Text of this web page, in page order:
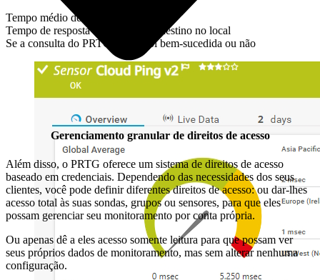
Tempo médio de resposta global
Tempo de resposta do servidor de destino no local
Se a consulta do PRTG Cloud foi bem-sucedida ou não
Gerenciamento granular de direitos de acesso
Além disso, o PRTG oferece um sistema de direitos de acesso
baseado em credenciais. Dependendo das necessidades dos seus
clientes, você pode definir diferentes direitos de acesso: ou dar-lhes
acesso total às suas sondas, grupos ou sensores, para que eles
possam gerenciar seu monitoramento por conta própria.
Ou apenas dê a eles acesso somente leitura para que possam ver
seus próprios dados de monitoramento, mas sem alterar nenhuma
configuração.